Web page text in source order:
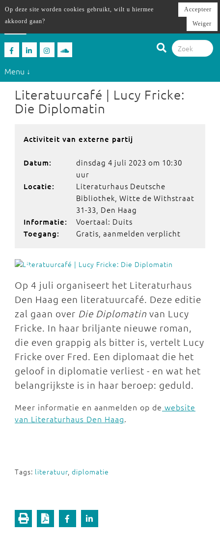
Menu ↓
Literatuurcafé | Lucy Fricke:
Die Diplomatin
Activiteit van externe partij
Datum:
dinsdag 4 juli 2023 om 10:30
uur
Locatie:
Literaturhaus Deutsche
Bibliothek, Witte de Withstraat
31-33, Den Haag
Informatie: Voertaal: Duits
Toegang: Gratis, aanmelden verplicht
Op 4 juli organiseert het Literaturhaus
Den Haag een literatuurcafé. Deze editie
zal gaan over Die Diplomatin van Lucy
Fricke. In haar briljante nieuwe roman,
die even grappig als bitter is, vertelt Lucy
Fricke over Fred. Een diplomaat die het
geloof in diplomatie verliest - en wat het
belangrijkste is in haar beroep: geduld.
Meer informatie en aanmelden op de website
van Literaturhaus Den Haag.
Tags: literatuur, diplomatie
Op deze site worden cookies gebruikt, wilt u hiermee
akkoord gaan?
Accepteer
Weiger